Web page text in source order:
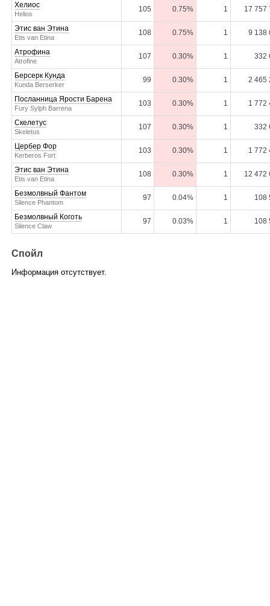
Хелиос
Helios
105 0.75% 1 17 757
Этис ван Этина
Etis van Etina
108 0.75% 1 9 138
Атрофина
Atrofine
107 0.30% 1 332
Берсерк Кунда
Kunda Berserker
99 0.30% 1 2 465
Посланница Ярости Барена
Fury Sylph Barrena
103 0.30% 1 1 772
Скелетус
Skeletus
107 0.30% 1 332
Цербер Фор
Kerberos Fort
103 0.30% 1 1 772
Этис ван Этина
Etis van Etina
108 0.30% 1 12 472
Безмолвный Фантом
Silence Phantom
97 0.04% 1 108
Безмолвный Коготь
Silence Claw
97 0.03% 1 108
Спойл
Информация отсутствует.